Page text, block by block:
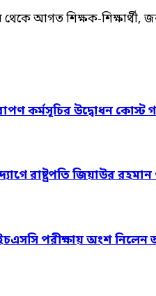
থেকে আগত শিক্ষক-
কর্মসূচির উদ্বোধন কোস্ট
রাষ্ট্রপতি জিয়াউর
পরীক্ষায় অংশ